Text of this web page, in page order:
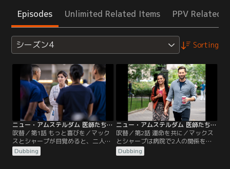
Episodes Unlimited Related Items PPV Related
シーズン4 Sorting
ニュー・アムステルダム 医師たちのカルテ シーズン4 第01話／吹替
吹替／第1話 もっと喜びを／マック
スとシャープが目覚めると、二人は
新たな、より親密な間柄に。イギー
は、病院で起きたある爆発事件を解
Dubbing
ニュー・アムステルダム 医師たちのカルテ シーズン4 第02話／吹替
吹替／第2話 運命を共に／マックス
とシャープは病院で2人の関係を公
表する。チームは混雑して人手不足
のICUを切り盛りするために奮闘
Dubbing